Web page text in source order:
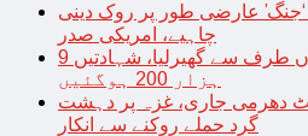
‘جنگ’ عارضی طور پر روک دینی
چاہیے، امریکی صدر
اسرائیل نے غزہ کو چاروں طرف سے گھیرلیا، شہادتیں 9
ہزار 200 ہوگئیں
دھرمی جاری، غزہ پر دہشت
گرد حملے روکنے سے انکار